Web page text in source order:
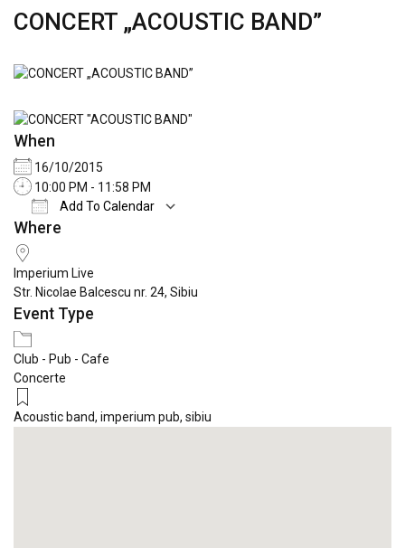
CONCERT „ACOUSTIC BAND”
When
16/10/2015
10:00 PM - 11:58 PM
Add To Calendar
Download ICS
Where
Imperium Live
Str. Nicolae Balcescu nr. 24, Sibiu
Event Type
Club - Pub - Cafe
Concerte
Acoustic band, imperium pub, sibiu